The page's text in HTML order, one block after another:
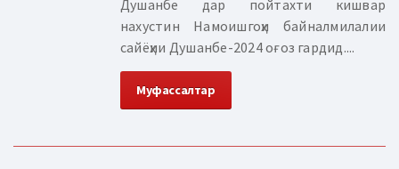
Душанбе дар пойтахти кишвар
нахустин Намоишгоҳи байналмилалии
сайёҳии Душанбе-2024 оғоз гардид....
Муфассалтар